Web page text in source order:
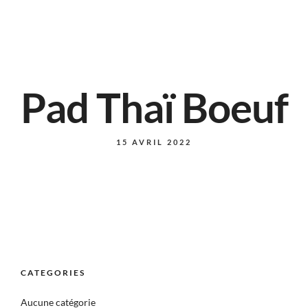
Pad Thaï Boeuf
15 AVRIL 2022
CATEGORIES
Aucune catégorie